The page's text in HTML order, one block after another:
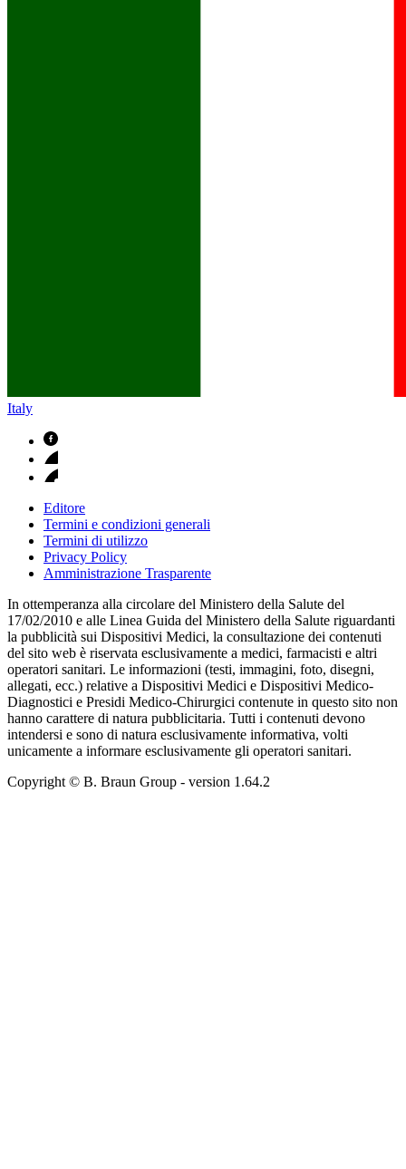
Italy
Editore
Termini e condizioni generali
Termini di utilizzo
Privacy Policy
Amministrazione Trasparente
In ottemperanza alla circolare del Ministero della Salute del
17/02/2010 e alle Linea Guida del Ministero della Salute riguardanti
la pubblicità sui Dispositivi Medici, la consultazione dei contenuti
del sito web è riservata esclusivamente a medici, farmacisti e altri
operatori sanitari. Le informazioni (testi, immagini, foto, disegni,
allegati, ecc.) relative a Dispositivi Medici e Dispositivi Medico-
Diagnostici e Presidi Medico-Chirurgici contenute in questo sito non
hanno carattere di natura pubblicitaria. Tutti i contenuti devono
intendersi e sono di natura esclusivamente informativa, volti
unicamente a informare esclusivamente gli operatori sanitari.
Copyright © B. Braun Group - version 1.64.2